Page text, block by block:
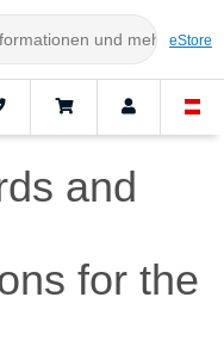
eStore
and
for the